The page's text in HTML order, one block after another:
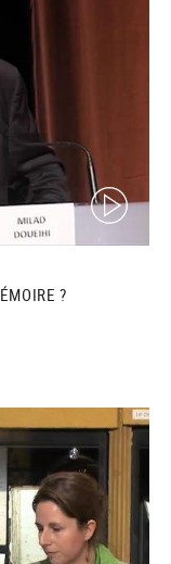
(video)
?